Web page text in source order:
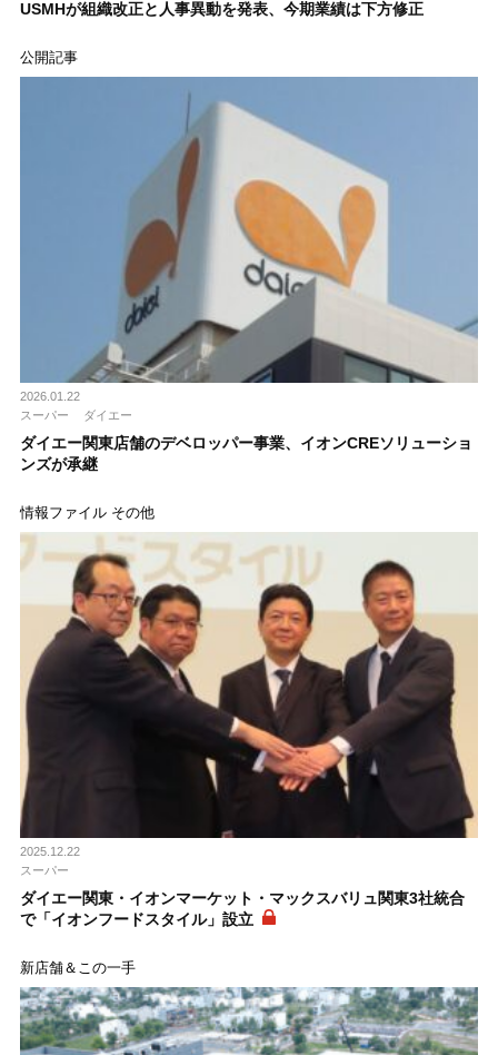
USMHが組織改正と人事異動を発表、今期業績は下方修正
公開記事
2026.01.22
スーパー
ダイエー
ダイエー関東店舗のデベロッパー事業、イオンCREソリューショ
ンズが承継
情報ファイル その他
2025.12.22
スーパー
ダイエー関東・イオンマーケット・マックスバリュ関東3社統合
で「イオンフードスタイル」設立
新店舗＆この一手